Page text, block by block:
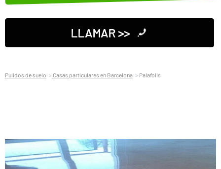
LLAMAR >>
Pulidos de suelo Casas particulares en Barcelona Palafolls